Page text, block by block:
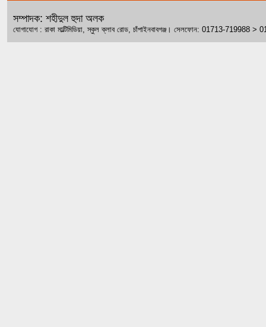
সম্পাদক: শহীদুল হুদা অলক
যোগাযোগ : রাকা মাল্টিমিডিয়া, স্কুল ক্লাব রোড, চাঁপাইনবাবগঞ্জ। সেলফোন: 01713-